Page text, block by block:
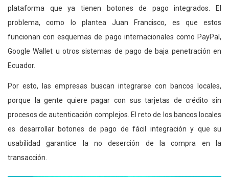
plataforma que ya tienen botones de pago integrados. El
problema, como lo plantea Juan Francisco, es que estos
funcionan con esquemas de pago internacionales como PayPal,
Google Wallet u otros sistemas de pago de baja penetración en
Ecuador.
Por esto, las empresas buscan integrarse con bancos locales,
porque la gente quiere pagar con sus tarjetas de crédito sin
procesos de autenticación complejos. El reto de los bancos locales
es desarrollar botones de pago de fácil integración y que su
usabilidad garantice la no deserción de la compra en la
transacción.